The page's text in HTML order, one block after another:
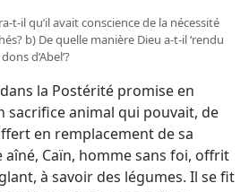
​t-​il qu’il avait conscience de la nécessité
b) De quelle manière Dieu a-​t-​il ‘rendu
d’Abel’?
la Postérité promise en
sacrifice animal qui pouvait, de
en remplacement de sa
Caïn, homme sans foi, offrit
à savoir des légumes. Il se fit